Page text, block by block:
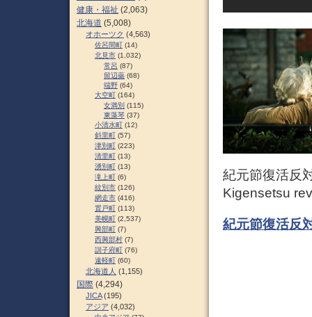
紀元節復活反
Kigensetsu
紀元節復活反
健康・福祉 (2,063)
北海道 (5,008)
オホーツク (4,563)
佐呂間町 (14)
北見市 (1,032)
常呂 (87)
留辺蘂 (68)
端野 (64)
大空町 (164)
女満別 (115)
東藻琴 (37)
小清水町 (12)
斜里町 (57)
津別町 (223)
清里町 (13)
湧別町 (13)
滝上町 (6)
紋別市 (126)
網走市 (416)
置戸町 (113)
美幌町 (2,537)
興部町 (7)
西興部村 (7)
訓子府町 (76)
遠軽町 (60)
北海道人 (1,155)
国際 (4,294)
JICA(195)
アジア (4,032)